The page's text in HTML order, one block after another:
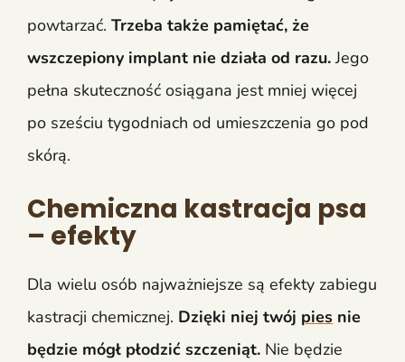
powtarzać. Trzeba także pamiętać, że
wszczepiony implant nie działa od razu.Jego
pełna skuteczność osiągana jest mniej więcej
po sześciu tygodniach od umieszczenia go pod
skórą.
Chemiczna kastracja psa
– efekty
Dla wielu osób najważniejsze są efekty zabiegu
kastracji chemicznej. Dzięki niej twój pies nie
będzie mógł płodzić szczeniąt. Nie będzie